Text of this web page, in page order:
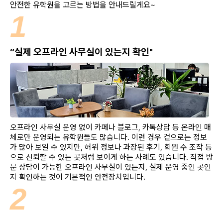
안전한 유학원을 고르는 방법을 안내드릴게요~
1
“실제 오프라인 사무실이 있는지 확인"
오프라인 사무실 운영 없이 카페나 블로그, 카톡상담 등 온라인 매
체로만 운영되는 유학원들도 많습니다. 이런 경우 겉으로는 정보
가 많아 보일 수 있지만, 허위 정보나 과장된 후기, 회원 수 조작 등
으로 신뢰할 수 있는 곳처럼 보이게 하는 사례도 있습니다. 직접 방
문 상담이 가능한 오프라인 사무실이 있는지, 실제 운영 중인 곳인
지 확인하는 것이 기본적인 안전장치입니다.
2